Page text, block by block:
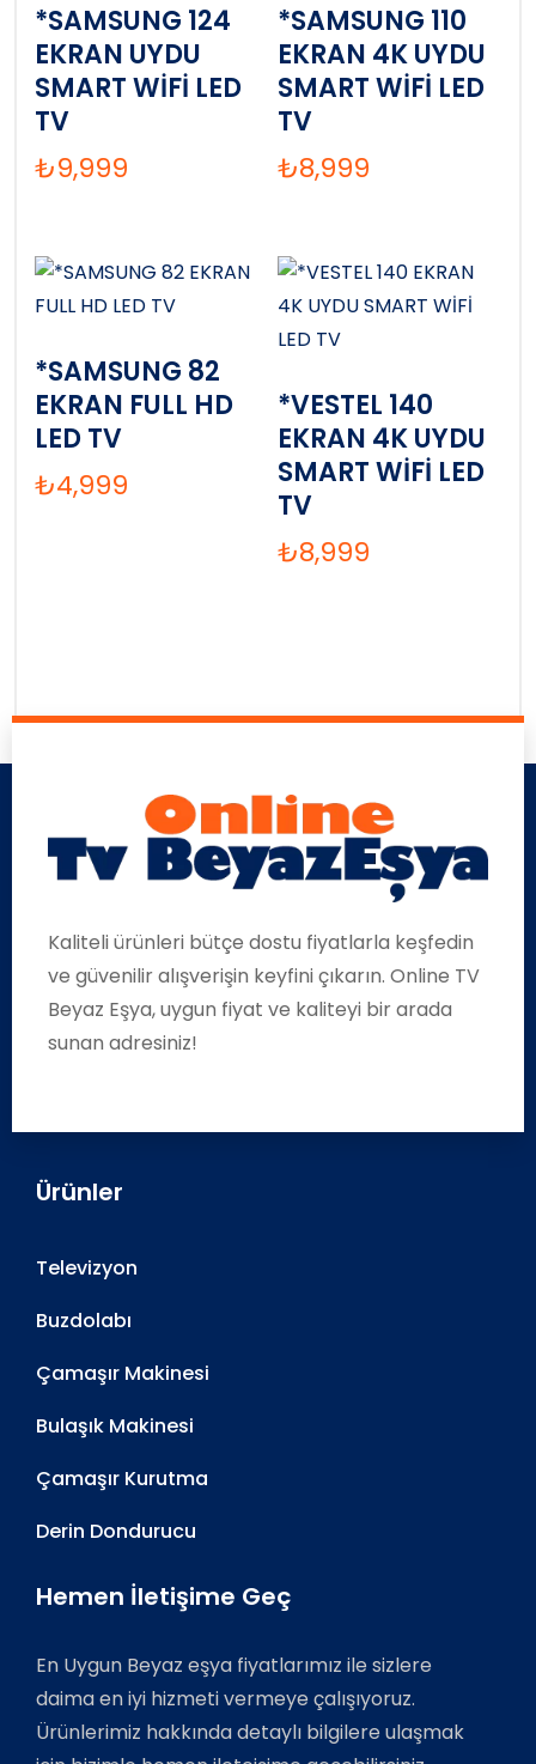
*SAMSUNG 124
EKRAN UYDU
SMART WİFİ LED
TV
₺9,999
*SAMSUNG 110
EKRAN 4K UYDU
SMART WİFİ LED
TV
₺8,999
*SAMSUNG 82
EKRAN FULL HD
LED TV
₺4,999
*VESTEL 140
EKRAN 4K UYDU
SMART WİFİ LED
TV
₺8,999
Kaliteli ürünleri bütçe dostu fiyatlarla keşfedin
ve güvenilir alışverişin keyfini çıkarın. Online TV
Beyaz Eşya, uygun fiyat ve kaliteyi bir arada
sunan adresiniz!
Ürünler
Televizyon
Buzdolabı
Çamaşır Makinesi
Bulaşık Makinesi
Çamaşır Kurutma
Derin Dondurucu
Hemen İletişime Geç
En Uygun Beyaz eşya fiyatlarımız ile sizlere
daima en iyi hizmeti vermeye çalışıyoruz.
Ürünlerimiz hakkında detaylı bilgilere ulaşmak